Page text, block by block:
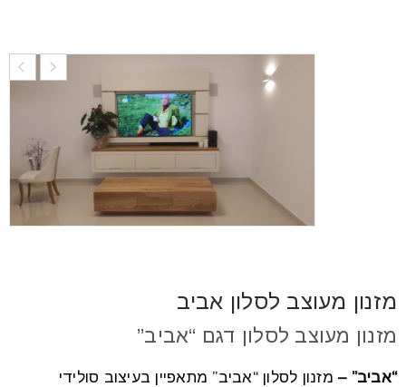
מזנון מעוצב לסלון אביב
מזנון מעוצב לסלון דגם “אביב”
“אביב” – מזנון לסלון “אביב” מתאפיין בעיצוב סולידי
הקטנת גופן
הוסף קו תחתון לקישורים